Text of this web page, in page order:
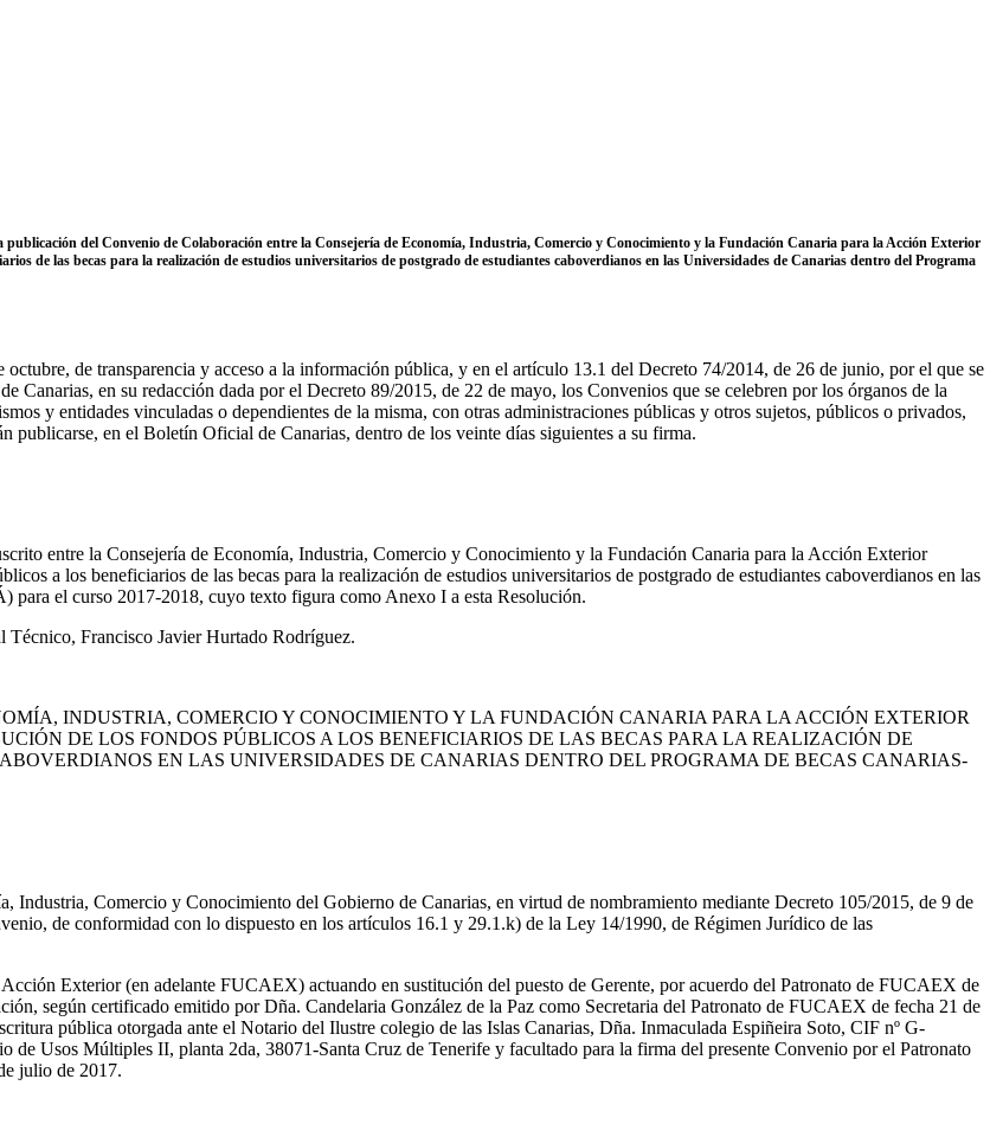
publicación del Convenio de Colaboración entre la Consejería de Economía, Industria, Comercio y Conocimiento y la Fundación Canaria para la Acción Exterior
de las becas para la realización de estudios universitarios de postgrado de estudiantes caboverdianos en las Universidades de Canarias dentro del Programa
de transparencia y acceso a la información pública, y en el artículo 13.1 del Decreto 74/2014, de 26 de junio, por el que se
en su redacción dada por el Decreto 89/2015, de 22 de mayo, los Convenios que se celebren por los órganos de la
y entidades vinculadas o dependientes de la misma, con otras administraciones públicas y otros sujetos, públicos o privados,
publicarse, en el Boletín Oficial de Canarias, dentro de los veinte días siguientes a su firma.
entre la Consejería de Economía, Industria, Comercio y Conocimiento y la Fundación Canaria para la Acción Exterior
a los beneficiarios de las becas para la realización de estudios universitarios de postgrado de estudiantes caboverdianos en las
para el curso 2017-2018, cuyo texto figura como Anexo I a esta Resolución.
Técnico, Francisco Javier Hurtado Rodríguez.
INDUSTRIA, COMERCIO Y CONOCIMIENTO Y LA FUNDACIÓN CANARIA PARA LA ACCIÓN EXTERIOR
DE LOS FONDOS PÚBLICOS A LOS BENEFICIARIOS DE LAS BECAS PARA LA REALIZACIÓN DE
EN LAS UNIVERSIDADES DE CANARIAS DENTRO DEL PROGRAMA DE BECAS CANARIAS-
Industria, Comercio y Conocimiento del Gobierno de Canarias, en virtud de nombramiento mediante Decreto 105/2015, de 9 de
de conformidad con lo dispuesto en los artículos 16.1 y 29.1.k) de la Ley 14/1990, de Régimen Jurídico de las
Exterior (en adelante FUCAEX) actuando en sustitución del puesto de Gerente, por acuerdo del Patronato de FUCAEX de
según certificado emitido por Dña. Candelaria González de la Paz como Secretaria del Patronato de FUCAEX de fecha 21 de
pública otorgada ante el Notario del Ilustre colegio de las Islas Canarias, Dña. Inmaculada Espiñeira Soto, CIF nº G-
Usos Múltiples II, planta 2da, 38071-Santa Cruz de Tenerife y facultado para la firma del presente Convenio por el Patronato
julio de 2017.